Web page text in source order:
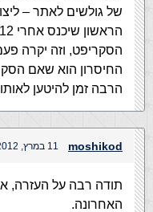
הסקריפט, וזה יקרה
החיסרון הוא שאם
הרבה זמן להיטען
moshikod 11 במרץ, 2012 בשעה 3:01 am
תודה רבה על העזרה,
האחרונה.